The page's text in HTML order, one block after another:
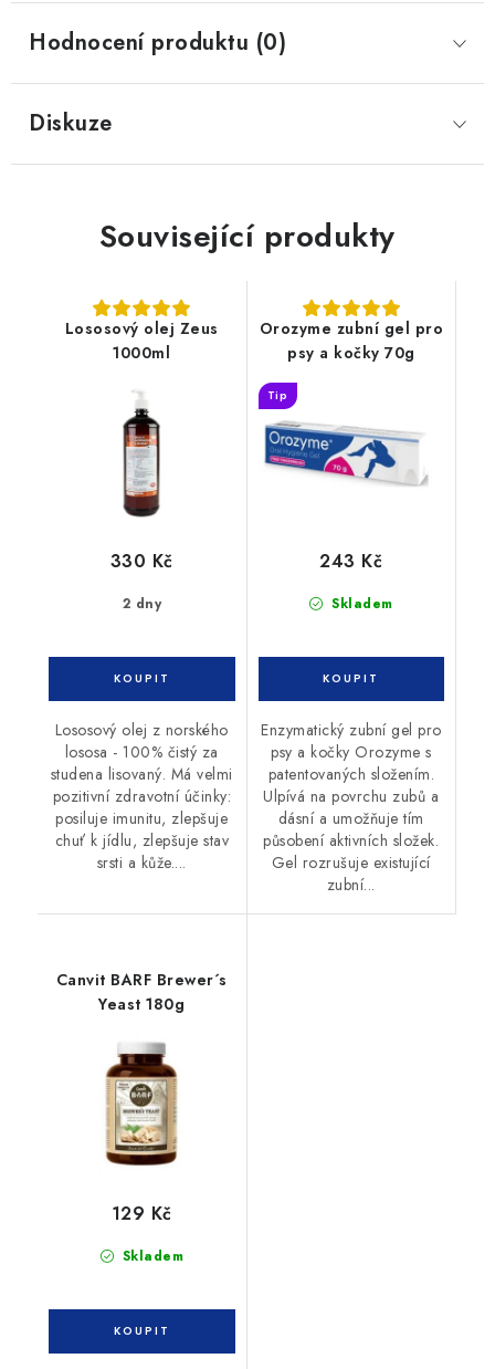
Hodnocení produktu (0)
Diskuze
Související produkty
Lososový olej Zeus
1000ml
2 dny
330 Kč
Lososový olej z norského
lososa - 100% čistý za
studena lisovaný. Má velmi
pozitivní zdravotní účinky:
posiluje imunitu, zlepšuje
chuť k jídlu, zlepšuje stav
srsti a kůže....
Orozyme zubní gel pro
psy a kočky 70g
Tip
Skladem
243 Kč
Enzymatický zubní gel pro
psy a kočky Orozyme s
patentovaných složením.
Ulpívá na povrchu zubů a
dásní a umožňuje tím
působení aktivních složek.
Gel rozrušuje existující
zubní...
Canvit BARF Brewer´s
Yeast 180g
Skladem
129 Kč